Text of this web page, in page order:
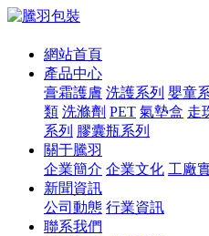
網站首頁
產品中心
膏霜護膚 洗護系列 嬰童
類 洗滌劑 PET 氣墊盒 走
系列 膠囊瓶系列
關于騰羽
企業簡介 企業文化 工廠
新聞資訊
公司動態 行業資訊
聯系我們